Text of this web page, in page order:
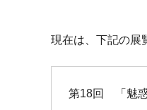
現在は、下記の展
第18回 「魅惑